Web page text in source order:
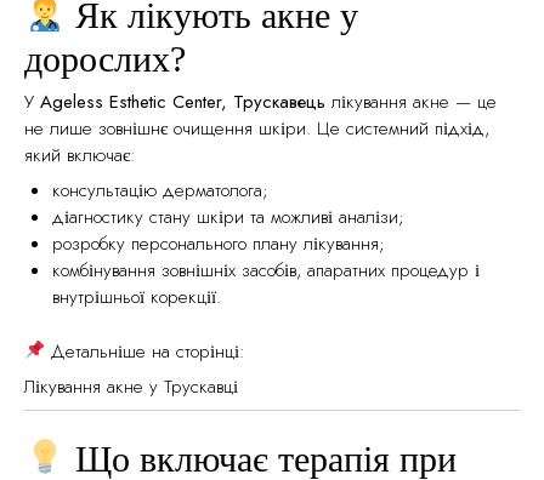
Як лікують акне у
дорослих?
У Ageless Esthetic Center, Трускавець лікування акне — це
не лише зовнішнє очищення шкіри. Це системний підхід,
який включає:
консультацію дерматолога;
діагностику стану шкіри та можливі аналізи;
розробку персонального плану лікування;
комбінування зовнішніх засобів, апаратних процедур і
внутрішньої корекції.
Детальніше на сторінці:
Лікування акне у Трускавці
Що включає терапія при